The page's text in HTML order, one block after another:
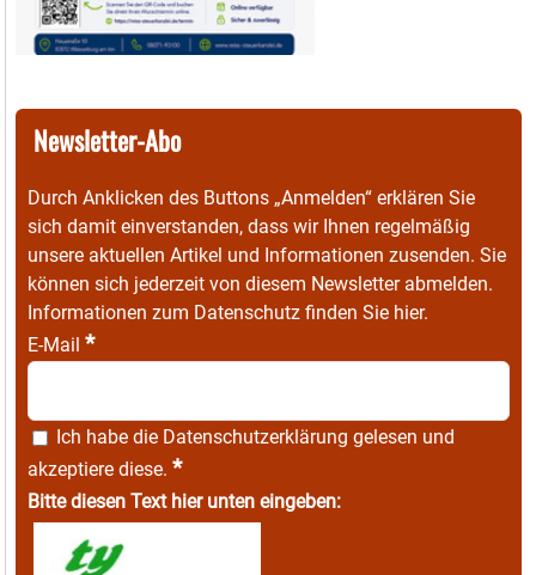
Newsletter-Abo
Durch Anklicken des Buttons „Anmelden“ erklären Sie
sich damit einverstanden, dass wir Ihnen regelmäßig
unsere aktuellen Artikel und Informationen zusenden. Sie
können sich jederzeit von diesem Newsletter abmelden.
Informationen zum Datenschutz finden Sie hier.
E-Mail *
Ich habe die Datenschutzerklärung gelesen und
akzeptiere diese. *
Bitte diesen Text hier unten eingeben: